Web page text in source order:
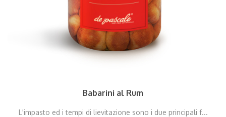
Babarini al Rum
L'impasto ed i tempi di lievitazione sono i due principali f...